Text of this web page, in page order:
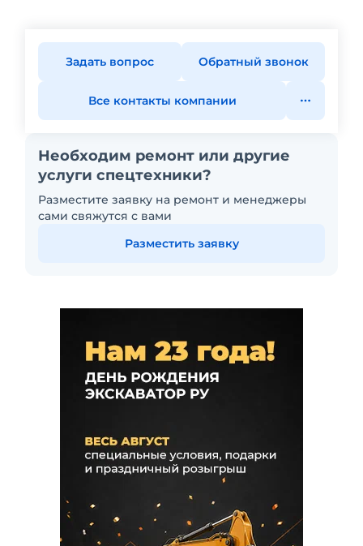
Задать вопрос Обратный звонок
Все контакты компании
Необходим ремонт или другие
услуги спецтехники?
Разместите заявку на ремонт и менеджеры
сами свяжутся с вами
Разместить заявку